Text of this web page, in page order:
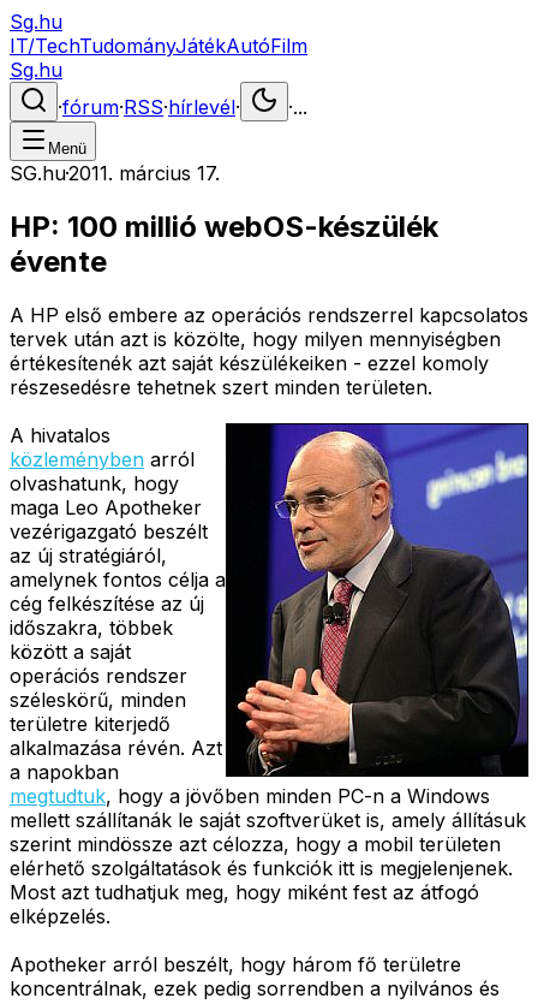
Sg.hu
IT/TechTudományJátékAutóFilm
Sg.hu
·fórum·RSS·hírlevél· ·...
Menü
SG.hu·2011. március 17.
HP: 100 millió webOS-készülék
évente
A HP első embere az operációs rendszerrel kapcsolatos
tervek után azt is közölte, hogy milyen mennyiségben
értékesítenék azt saját készülékeiken - ezzel komoly
részesedésre tehetnek szert minden területen.
A hivatalos
közleményben arról
olvashatunk, hogy
maga Leo Apotheker
vezérigazgató beszélt
az új stratégiáról,
amelynek fontos célja a
cég felkészítése az új
időszakra, többek
között a saját
operációs rendszer
széleskörű, minden
területre kiterjedő
alkalmazása révén. Azt
a napokban
megtudtuk, hogy a jövőben minden PC-n a Windows
mellett szállítanák le saját szoftverüket is, amely állításuk
szerint mindössze azt célozza, hogy a mobil területen
elérhető szolgáltatások és funkciók itt is megjelenjenek.
Most azt tudhatjuk meg, hogy miként fest az átfogó
elképzelés.
Apotheker arról beszélt, hogy három fő területre
koncentrálnak, ezek pedig sorrendben a nyilvános és